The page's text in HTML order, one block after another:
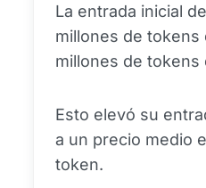
La entrada inicial
millones de
millones de tokens
Esto elevó su
a un precio medio
token.